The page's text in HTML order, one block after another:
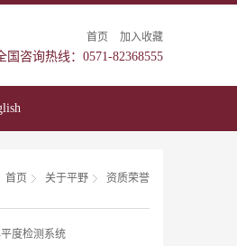
首页 加入收藏
国咨询热线：0571-82368555
首页 关于平野 资质荣誉